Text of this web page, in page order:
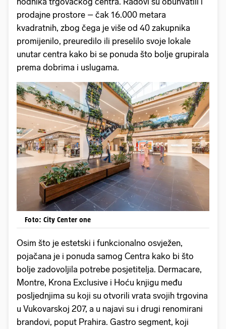
prodajne prostore – čak 16.000 metara
kvadratnih, zbog čega je više od 40 zakupnika
promijenilo, preuredilo ili preselilo svoje lokale
unutar centra kako bi se ponuda što bolje grupirala
prema dobrima i uslugama.
Foto: City Center one
Osim što je estetski i funkcionalno osvježen,
pojačana je i ponuda samog Centra kako bi što
bolje zadovoljila potrebe posjetitelja. Dermacare,
Montre, Krona Exclusive i Hoću knjigu među
posljednjima su koji su otvorili vrata svojih trgovina
u Vukovarskoj 207, a u najavi su i drugi renomirani
brandovi, poput Prahira. Gastro segment, koji